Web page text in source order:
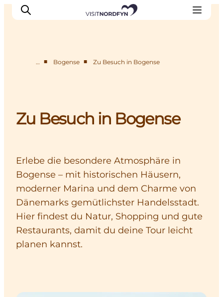
Essen und Trinken
Unterkünfte
Für Kinder
… ■ Bogense ■ Zu Besuch in Bogense
Zu Besuch in Bogense
Erlebe die besondere Atmosphäre in
Bogense – mit historischen Häusern,
moderner Marina und dem Charme von
Dänemarks gemütlichster Handelsstadt.
Hier findest du Natur, Shopping und gute
Restaurants, damit du deine Tour leicht
planen kannst.